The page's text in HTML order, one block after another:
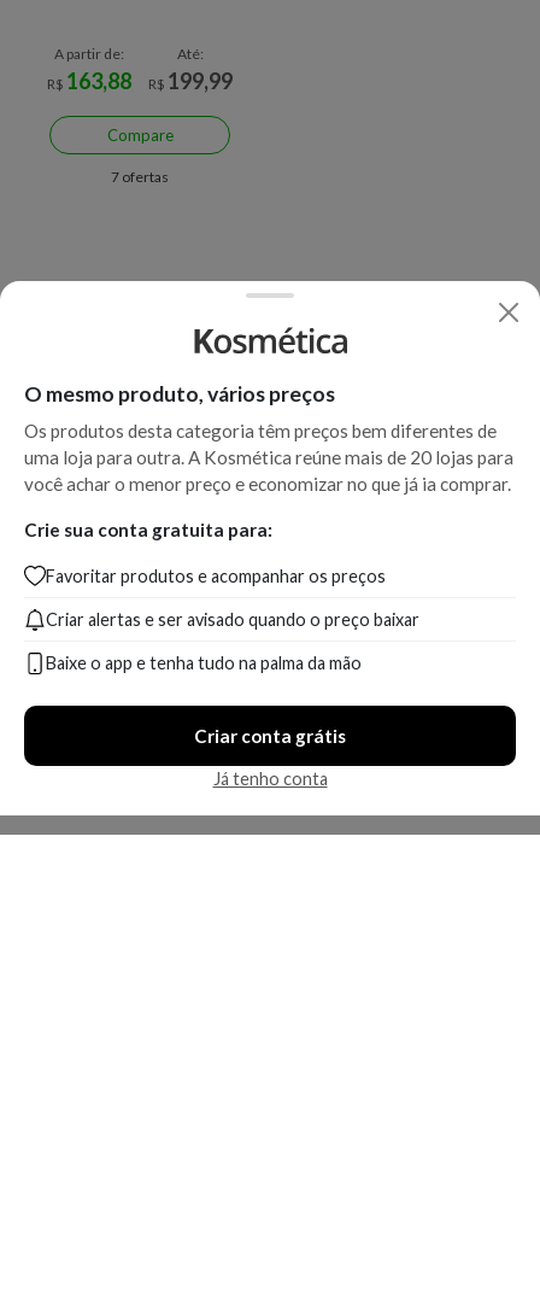
A partir de:
R$ 163,88
Até:
R$ 199,99
Compare
7 ofertas
O mesmo produto, vários preços
Os produtos desta categoria têm preços bem diferentes de
uma loja para outra. A Kosmética reúne mais de 20 lojas para
você achar o menor preço e economizar no que já ia comprar.
Crie sua conta gratuita para:
Favoritar produtos e acompanhar os preços
Criar alertas e ser avisado quando o preço baixar
Baixe o app e tenha tudo na palma da mão
Criar conta grátis
Já tenho conta